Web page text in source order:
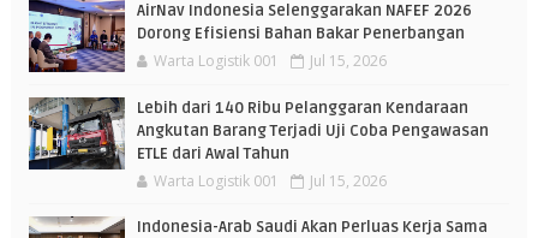
AirNav Indonesia Selenggarakan NAFEF 2026
Dorong Efisiensi Bahan Bakar Penerbangan
Warta Logistik 001 Jul 15, 2026
Lebih dari 140 Ribu Pelanggaran Kendaraan
Angkutan Barang Terjadi Uji Coba Pengawasan
ETLE dari Awal Tahun
Warta Logistik 001 Jul 15, 2026
Indonesia-Arab Saudi Akan Perluas Kerja Sama